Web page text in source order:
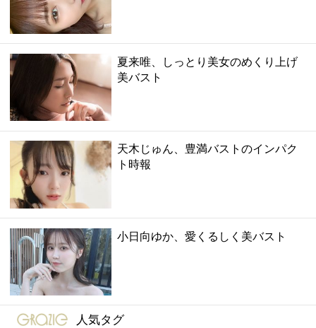
夏来唯、しっとり美女のめくり上げ
美バスト
天木じゅん、豊満バストのインパク
ト時報
小日向ゆか、愛くるしく美バスト
gravure-grazie
人気タグ